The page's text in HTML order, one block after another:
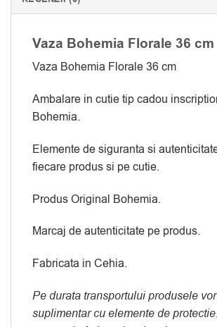
Vaza Bohemia Florale 36 cm
Vaza Bohemia Florale 36 cm
Ambalare in cutie tip cadou
Bohemia.
Elemente de siguranta si
fiecare produs si pe cutie.
Produs Original Bohemia.
Marcaj de autenticitate pe produs.
Fabricata in Cehia.
Pe durata transportului produsele
suplimentar cu elemente de